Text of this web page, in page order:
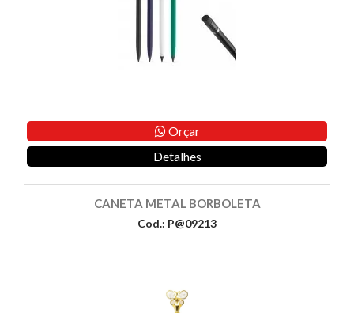
Orçar
Detalhes
CANETA METAL BORBOLETA
Cod.: P@09213